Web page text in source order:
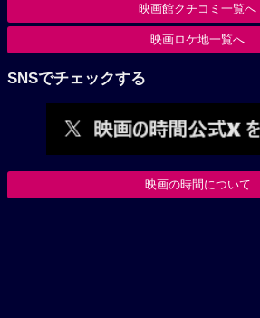
映画館クチコミ一覧へ
映画ロケ地一覧へ
SNSでチェックする
映画の時間について